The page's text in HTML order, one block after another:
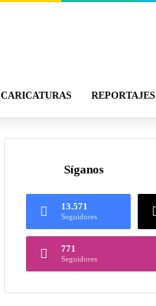
CARICATURAS REPORTAJES
Síganos
13.571
Seguidores
771
Seguidores